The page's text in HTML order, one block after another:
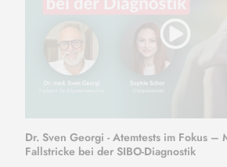
Dr. Sven Georgi - Atemtests im Fokus –
Fallstricke bei der SIBO-Diagnostik